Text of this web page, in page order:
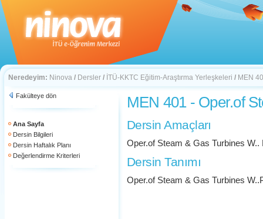
Neredeyim: Ninova / Dersler / İTÜ-KKTC Eğitim-Araştırma Yerleşkeleri / MEN
Fakülteye dön
Ana Sayfa
Dersin Bilgileri
Dersin Haftalık Planı
Değerlendirme Kriterleri
MEN 401 - Oper.of
Dersin Amaçları
Oper.of Steam & Gas Turbines
Dersin Tanımı
Oper.of Steam & Gas Turbines